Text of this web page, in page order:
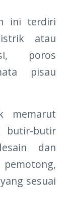
ini terdiri
atau
poros
pisau
memarut
butir-butir
dan
sesuai